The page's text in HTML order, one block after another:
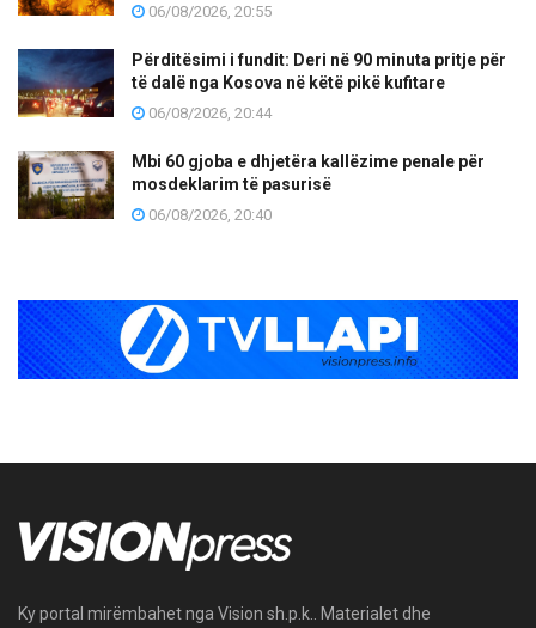
06/08/2026, 20:55
Përditësimi i fundit: Deri në 90 minuta pritje për
të dalë nga Kosova në këtë pikë kufitare
06/08/2026, 20:44
Mbi 60 gjoba e dhjetëra kallëzime penale për
mosdeklarim të pasurisë
06/08/2026, 20:40
Ky portal mirëmbahet nga Vision sh.p.k.. Materialet dhe